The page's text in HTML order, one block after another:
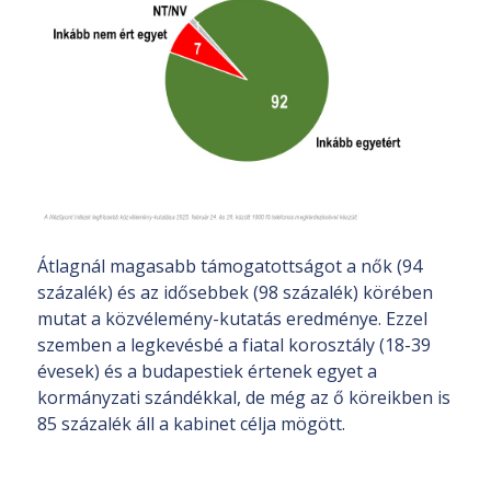
Átlagnál magasabb támogatottságot a nők (94
százalék) és az idősebbek (98 százalék) körében
mutat a közvélemény-kutatás eredménye. Ezzel
szemben a legkevésbé a fiatal korosztály (18-39
évesek) és a budapestiek értenek egyet a
kormányzati szándékkal, de még az ő köreikben is
85 százalék áll a kabinet célja mögött.